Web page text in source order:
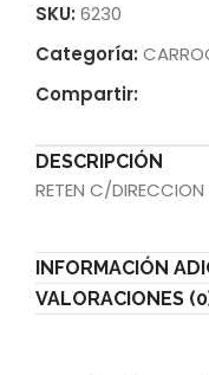
SKU: 6230
Categoría:
Compartir:
DESCRIPCIÓN
RETEN C/
INFORMACIÓN
VALORACIONES